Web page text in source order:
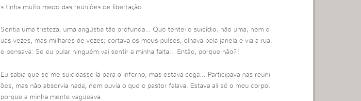
s tinha muito medo das reuniões de libertação.
Sentia uma tristeza, uma angústia tão profunda… Que tentei o suicídio, não uma, nem d
uas vezes, mas milhares de vezes; cortava os meus pulsos, olhava pela janela e via a rua,
e pensava: Se eu pular ninguém vai sentir a minha falta… Então, porque não?!
Eu sabia que se me suicidasse ía para o inferno, mas estava cega… Participava nas reuni
ões, mas não absorvia nada, nem ouvia o que o pastor falava. Estava ali só o meu corpo,
porque a minha mente vagueava.